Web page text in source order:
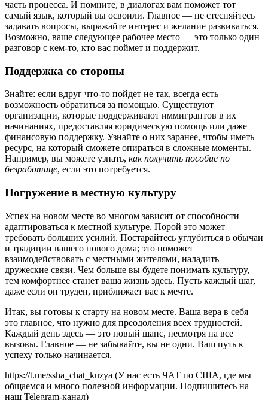
часть процесса. И помните, в диалогах вам поможет тот
самый язык, который вы освоили. Главное — не стесняйтесь
задавать вопросы, выражайте интерес и желание развиваться.
Возможно, ваше следующее рабочее место — это только один
разговор с кем-то, кто вас поймет и поддержит.
Поддержка со стороны
Знайте: если вдруг что-то пойдет не так, всегда есть
возможность обратиться за помощью. Существуют
организации, которые поддерживают иммигрантов в их
начинаниях, предоставляя юридическую помощь или даже
финансовую поддержку. Узнайте о них заранее, чтобы иметь
ресурс, на который сможете опираться в сложные моменты.
Например, вы можете узнать, как получить пособие по
безработице, если это потребуется.
Погружение в местную культуру
Успех на новом месте во многом зависит от способности
адаптироваться к местной культуре. Порой это может
требовать больших усилий. Постарайтесь углубиться в обычаи
и традиции вашего нового дома; это поможет
взаимодействовать с местными жителями, наладить
дружеские связи. Чем больше вы будете понимать культуру,
тем комфортнее станет ваша жизнь здесь. Пусть каждый шаг,
даже если он труден, приближает вас к мечте.
Итак, вы готовы к старту на новом месте. Ваша вера в себя —
это главное, что нужно для преодоления всех трудностей.
Каждый день здесь — это новый шанс, несмотря на все
вызовы. Главное — не забывайте, вы не одни. Ваш путь к
успеху только начинается.
https://t.me/ssha_chat_kuzya (У нас есть ЧАТ по США, где мы
общаемся и много полезной информации. Подпишитесь на
наш Telegram-канал)